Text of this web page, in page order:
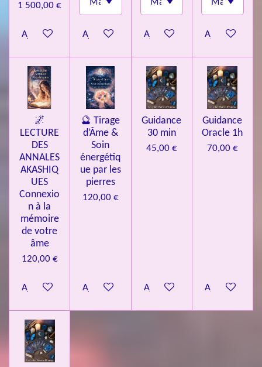
1 500,00 €
Ajouter au panierAjouter au panierAjouter au panierAjouter au
🌌
LECTURE
DES
ANNALES
AKASHIQ
UES
Connexio
n à la
mémoire
de votre
âme
120,00 €
Ajouter au panier
🔮 Tirage
d’Âme &
Soin
énergétiq
ue par les
pierres
120,00 €
Ajouter au panier
Guidance
30 min
45,00 €
Ajouter au panier
Guidance
Oracle 1h
70,00 €
Ajouter au